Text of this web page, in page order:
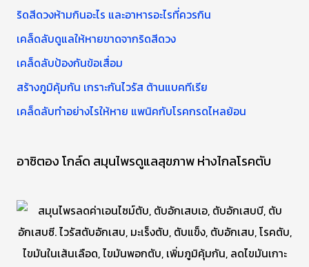
รั
บ
ริดสีดวงห้ามกินอะไร และอาหารอะไรที่ควรกิน
เคล็ดลับดูแลให้หายขาดจากริดสีดวง
เคล็ดลับป้องกันข้อเสื่อม
สร้างภูมิคุ้มกัน เกราะกันไวรัส ต้านแบคทีเรีย
เคล็ดลับทำอย่างไรให้หาย แพนิคกับโรคกรดไหลย้อน
อาซิตอง โกล์ด สมุนไพรดูแลสุขภาพ ห่างไกลโรคตับ